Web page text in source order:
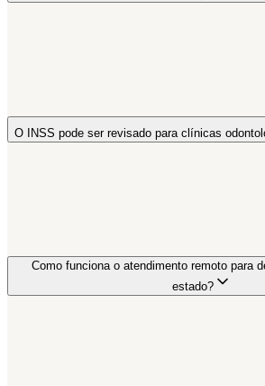
O INSS pode ser revisado para clínicas
Como funciona o atendimento remoto para
estado?